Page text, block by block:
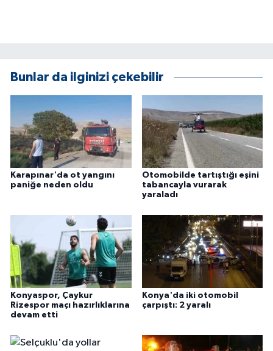
Bunlar da ilginizi çekebilir
Karapınar'da ot yangını
paniğe neden oldu
Otomobilde tartıştığı eşini
tabancayla vurarak
yaraladı
Konyaspor, Çaykur
Rizespor maçı hazırlıklarına
devam etti
Konya'da iki otomobil
çarpıştı: 2 yaralı